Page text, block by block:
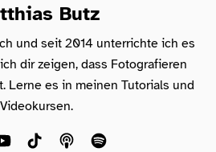
Butz
und seit 2014 unterrichte ich es
dir zeigen, dass Fotografieren
Lerne es in meinen Tutorials und
Videokursen.